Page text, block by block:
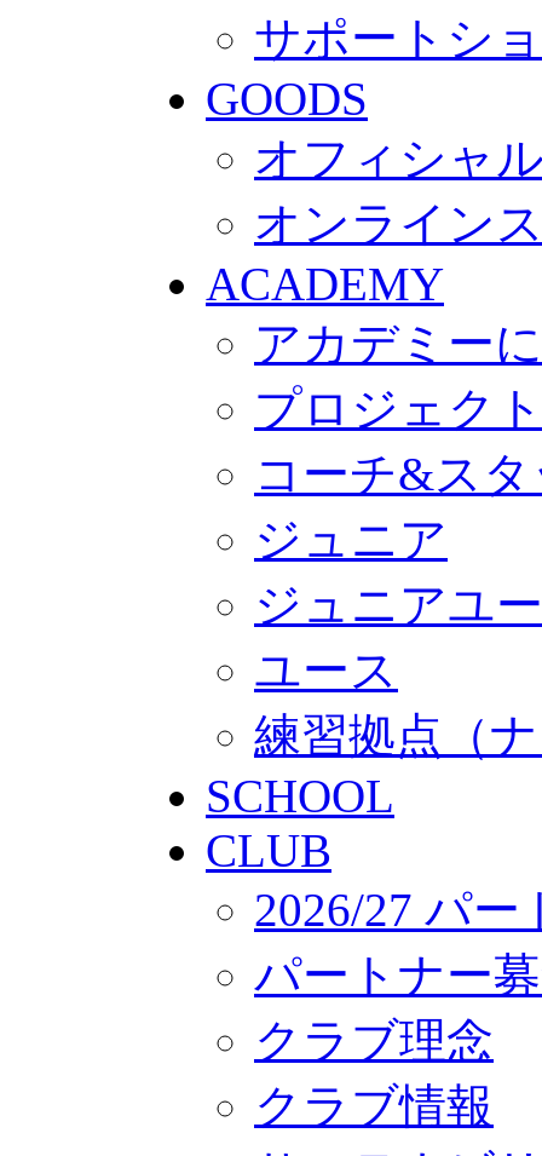
サポートシ
GOODS
オフィシャ
オンライン
ACADEMY
アカデミー
プロジェク
コーチ&ス
ジュニア
ジュニアユ
ユース
練習拠点（
SCHOOL
CLUB
2026/27 パ
パートナー
クラブ理念
クラブ情報